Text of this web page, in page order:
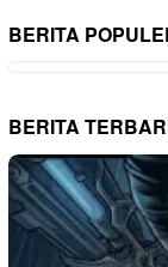
BERITA
BERITA